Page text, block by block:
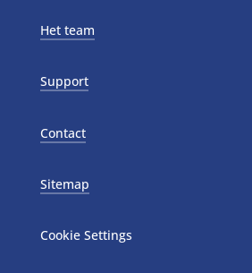
Het team
Support
Contact
Sitemap
Cookie Settings